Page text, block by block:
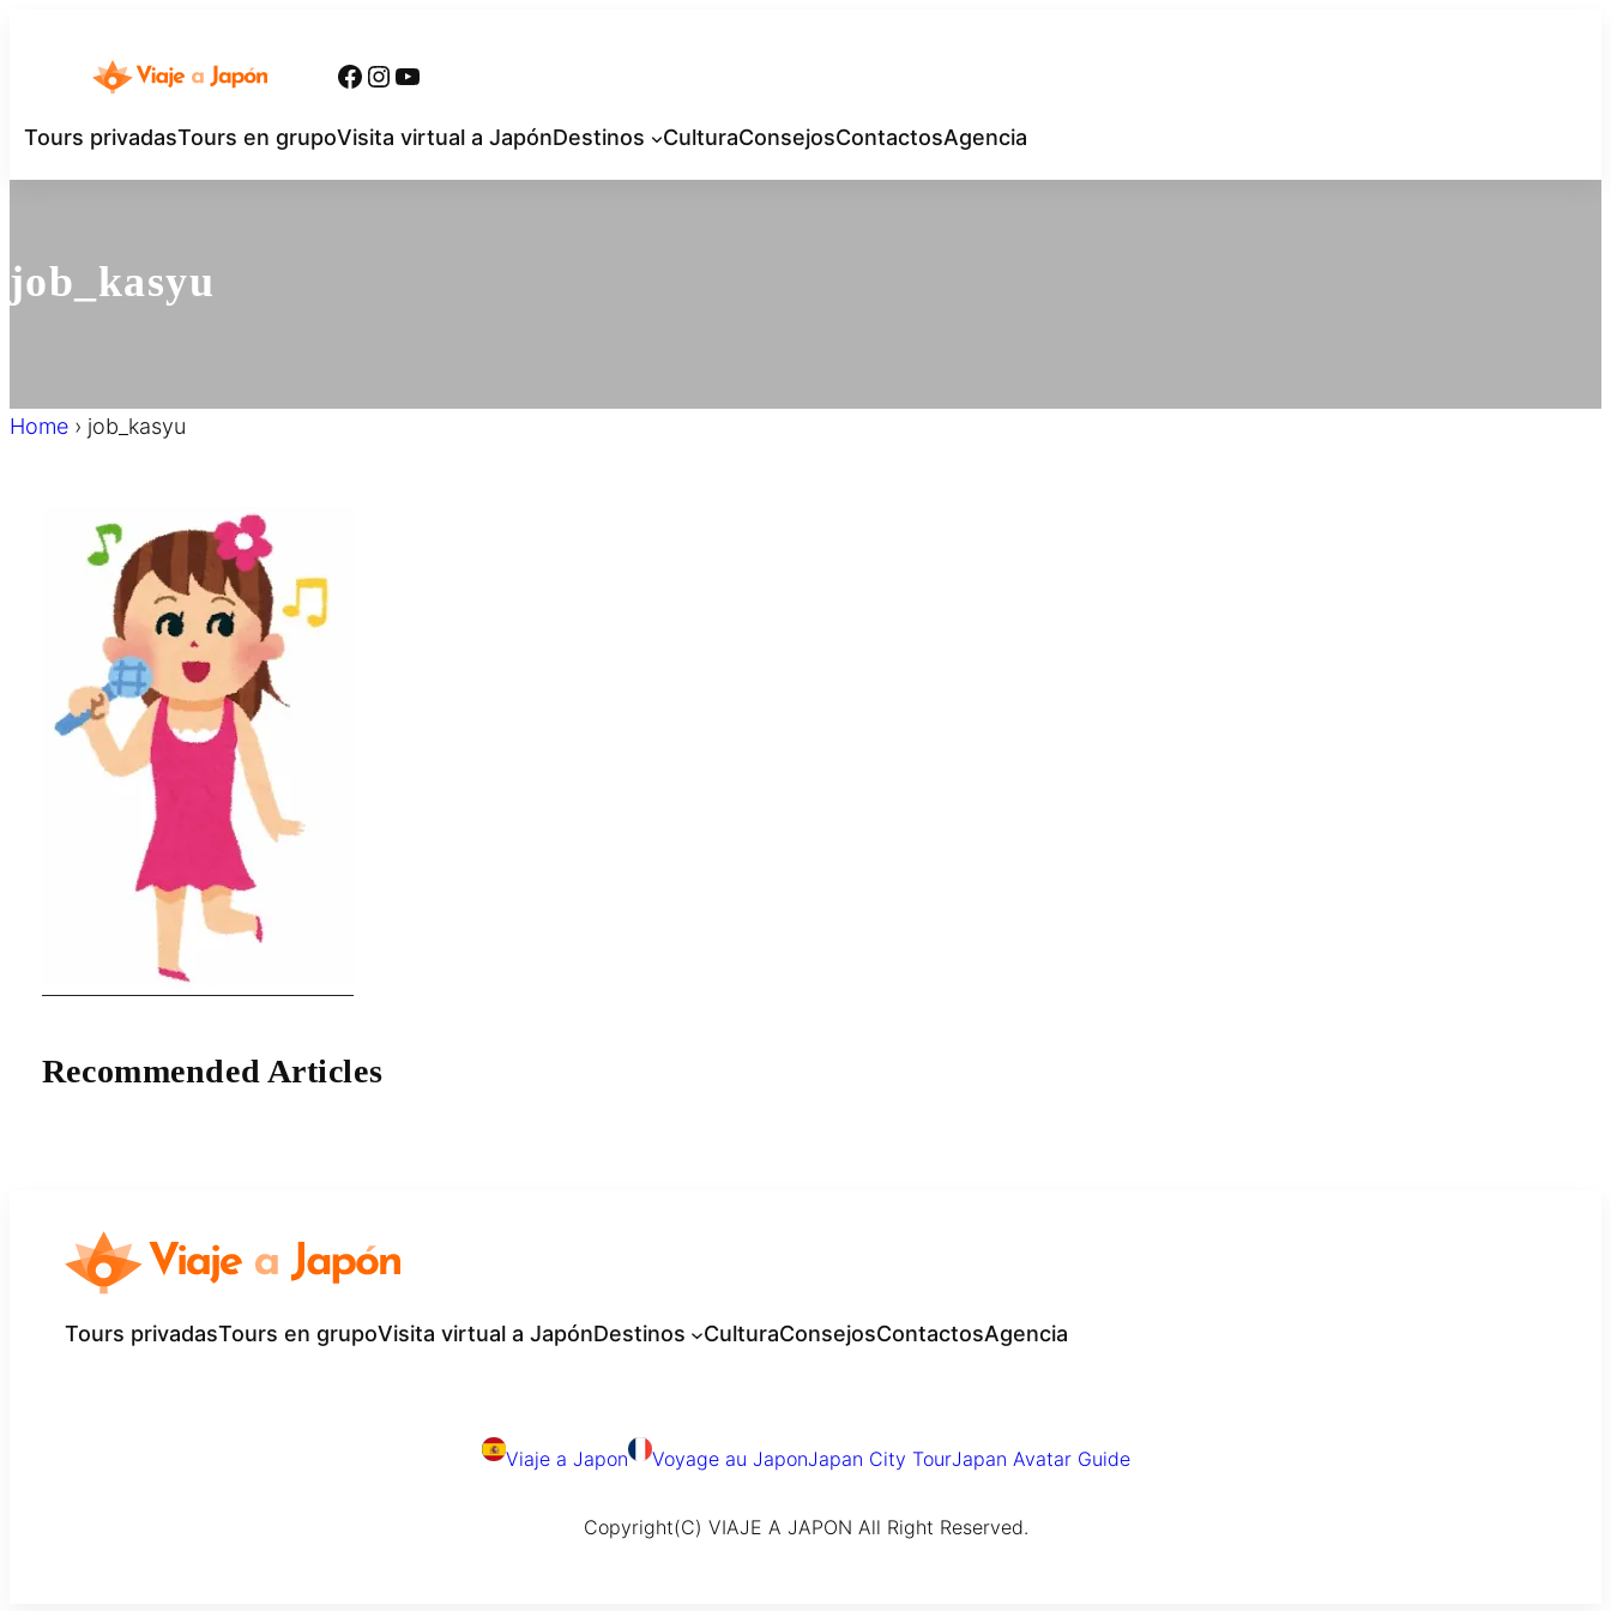
ス
Facebook
Instagram
YouTube
Tours privadasTours en grupoVisita virtual a JapónDestinos CulturaConsejosContactosAgencia
job_kasyu
Home › job_kasyu
Recommended Articles
Tours privadasTours en grupoVisita virtual a JapónDestinos CulturaConsejosContactosAgencia
Viaje a Japon Voyage au JaponJapan City TourJapan Avatar Guide
Copyright(C) VIAJE A JAPON All Right Reserved.